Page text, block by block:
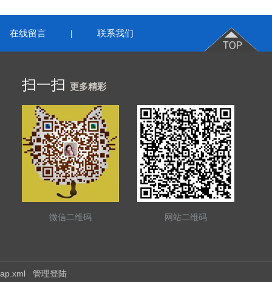
在线留言 | 联系我们
扫一扫 更多精彩
微信二维码 网站二维码
管理登陆